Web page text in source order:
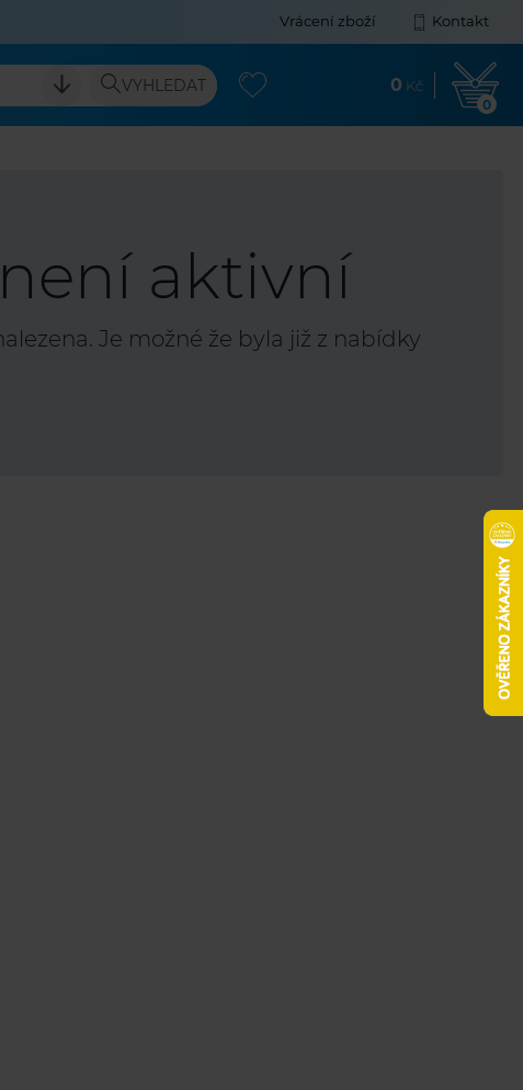
Vrácení zboží Kontakt
VYHLEDAT 0 Kč
0
aktivní
Je možné že byla již z nabídky